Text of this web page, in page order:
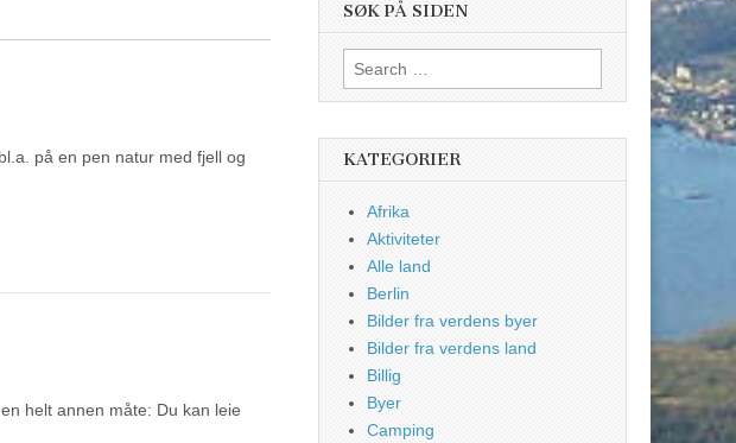
på en pen natur med fjell og
helt annen måte: Du kan leie
SØK PÅ SIDEN
Search
for:
KATEGORIER
Afrika
Aktiviteter
Alle land
Berlin
Bilder fra verdens byer
Bilder fra verdens land
Billig
Byer
Camping